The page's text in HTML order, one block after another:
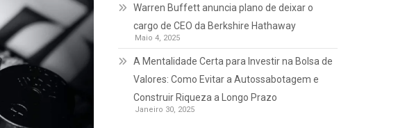
Warren Buffett anuncia plano de deixar o
cargo de CEO da Berkshire Hathaway
Maio 4, 2025
A Mentalidade Certa para Investir na Bolsa de
Valores: Como Evitar a Autossabotagem e
Construir Riqueza a Longo Prazo
Janeiro 30, 2025